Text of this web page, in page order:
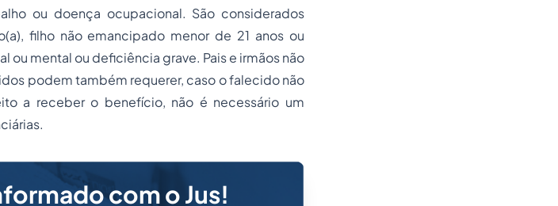
ou doença ocupacional. São considerados
filho não emancipado menor de 21 anos ou
mental ou deficiência grave. Pais e irmãos não
podem também requerer, caso o falecido não
a receber o benefício, não é necessário um
com o Jus!